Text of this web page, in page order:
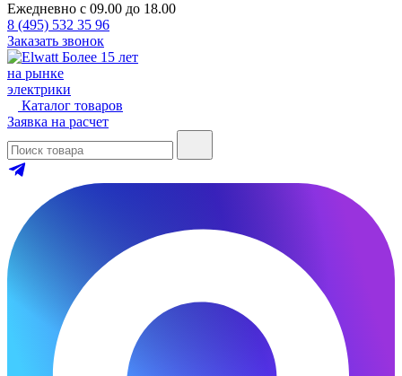
Ежедневно с 09.00 до 18.00
8 (495) 532 35 96
Заказать звонок
Более 15 лет
на рынке
электрики
Каталог товаров
Заявка на расчет